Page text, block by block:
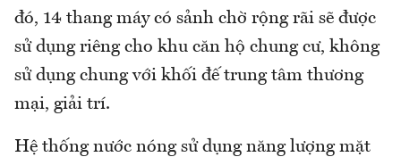
đó, 14 thang máy có sảnh chờ rộng rãi sẽ được
sử dụng riêng cho khu căn hộ chung cư, không
sử dụng chung với khối đế trung tâm thương
mại, giải trí.
Hệ thống nước nóng sử dụng năng lượng mặt